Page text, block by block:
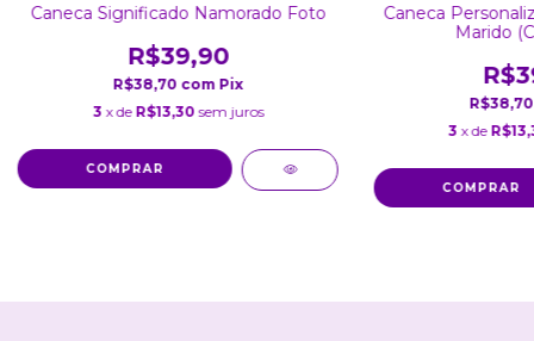
Caneca Significado Namorado Foto
R$39,90
R$38,70 com Pix
3 x de R$13,30 sem juros
COMPRAR
Caneca
Marido
3 x de
COMPRAR